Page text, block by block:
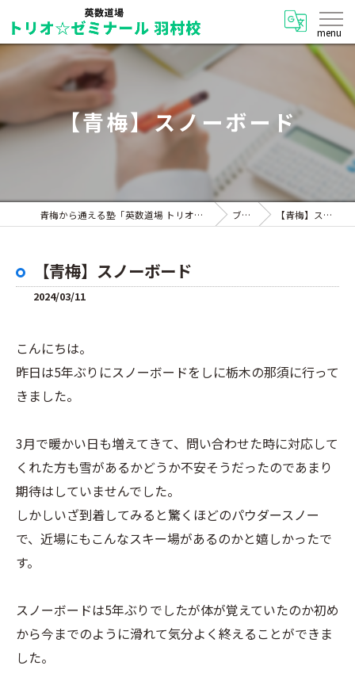
【青梅】スノーボード
青梅から通える塾「英数道場 トリオ☆ゼミナール 羽村校」 ブログ 【青梅】スノーボード
【青梅】スノーボード
2024/03/11
こんにちは。
昨日は5年ぶりにスノーボードをしに栃木の那須に行って
きました。
3月で暖かい日も増えてきて、問い合わせた時に対応して
くれた方も雪があるかどうか不安そうだったのであまり
期待はしていませんでした。
しかしいざ到着してみると驚くほどのパウダースノー
で、近場にもこんなスキー場があるのかと嬉しかったで
す。
スノーボードは5年ぶりでしたが体が覚えていたのか初め
から今までのように滑れて気分よく終えることができま
した。